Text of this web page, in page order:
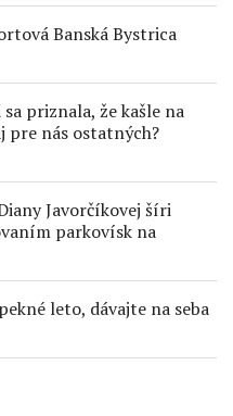
Banská Bystrica
priznala, že kašle na
pre nás ostatných?
Javorčíkovej šíri
parkovísk na
leto, dávajte na seba